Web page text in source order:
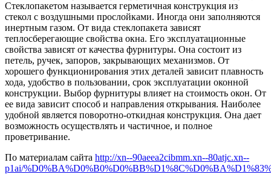
Стеклопакетом называется герметичная конструкция из
стекол с воздушными прослойками. Иногда они заполняются
инертным газом. От вида стеклопакета зависят
теплосберегающие свойства окна. Его эксплуатационные
свойства зависят от качества фурнитуры. Она состоит из
петель, ручек, запоров, закрывающих механизмов. От
хорошего функционирования этих деталей зависит плавность
хода, удобство в пользовании, срок эксплуатации оконной
конструкции. Выбор фурнитуры влияет на стоимость окон. От
ее вида зависит способ и направления открывания. Наиболее
удобной является поворотно-откидная конструкция. Она дает
возможность осуществлять и частичное, и полное
проветривание.
По материалам сайта http://xn--90aeea2cibmm.xn--80atjc.xn--
p1ai/